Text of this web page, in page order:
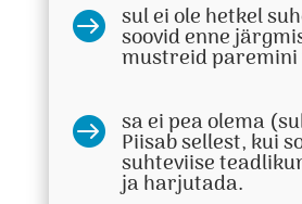
 sul ei ole hetkel
soovid enne
mustreid paremini
 sa ei pea olema
Piisab sellest, kui
suhteviise
ja harjutada.